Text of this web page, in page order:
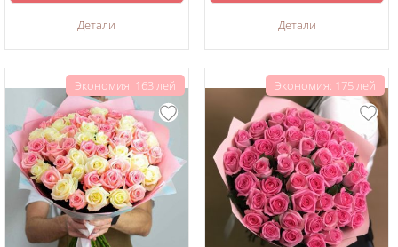
Детали Детали
Экономия: 163 лей Экономия: 175 лей